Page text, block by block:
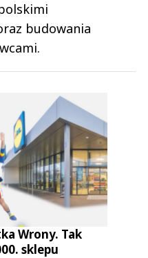
budowania
Wrony. Tak
sklepu